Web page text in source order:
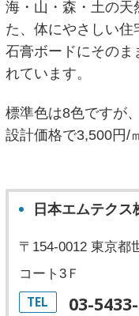
海・山・森・土の天
た、体にやさしい住
石膏ボードにそのま
れています。
標準色は8色ですが
設計価格で3,500円/
日本エムテクス
〒154-0012 東京都
コート3Ｆ
TEL 03-